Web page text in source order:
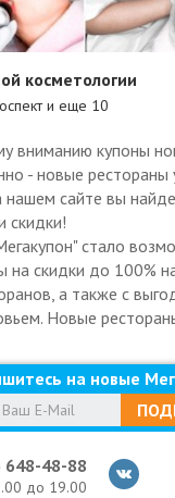
косметологии
и еще 10
вниманию купоны
- новые рестораны
нашем сайте вы
скидки!
стало
на скидки до 100%
а также с
Новые
на новые
648-48-88
до 19.00